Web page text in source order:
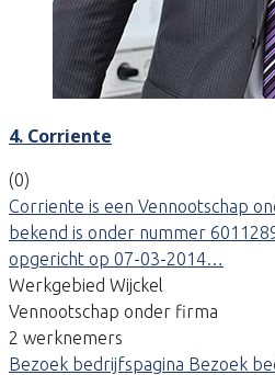
4. Corriente
(0)
Corriente is een Vennootschap
bekend is onder nummer
opgericht op 07-03-2014…
Werkgebied Wijckel
Vennootschap onder firma
2 werknemers
Bezoek bedrijfspagina Bezoek